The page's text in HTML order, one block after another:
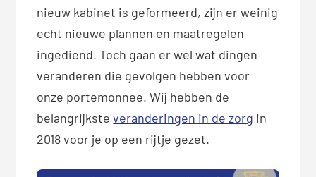
nieuw kabinet is geformeerd, zijn er weinig
echt nieuwe plannen en maatregelen
ingediend. Toch gaan er wel wat dingen
veranderen die gevolgen hebben voor
onze portemonnee. Wij hebben de
belangrijksteveranderingen in de zorg in
2018 voor je op een rijtje gezet.